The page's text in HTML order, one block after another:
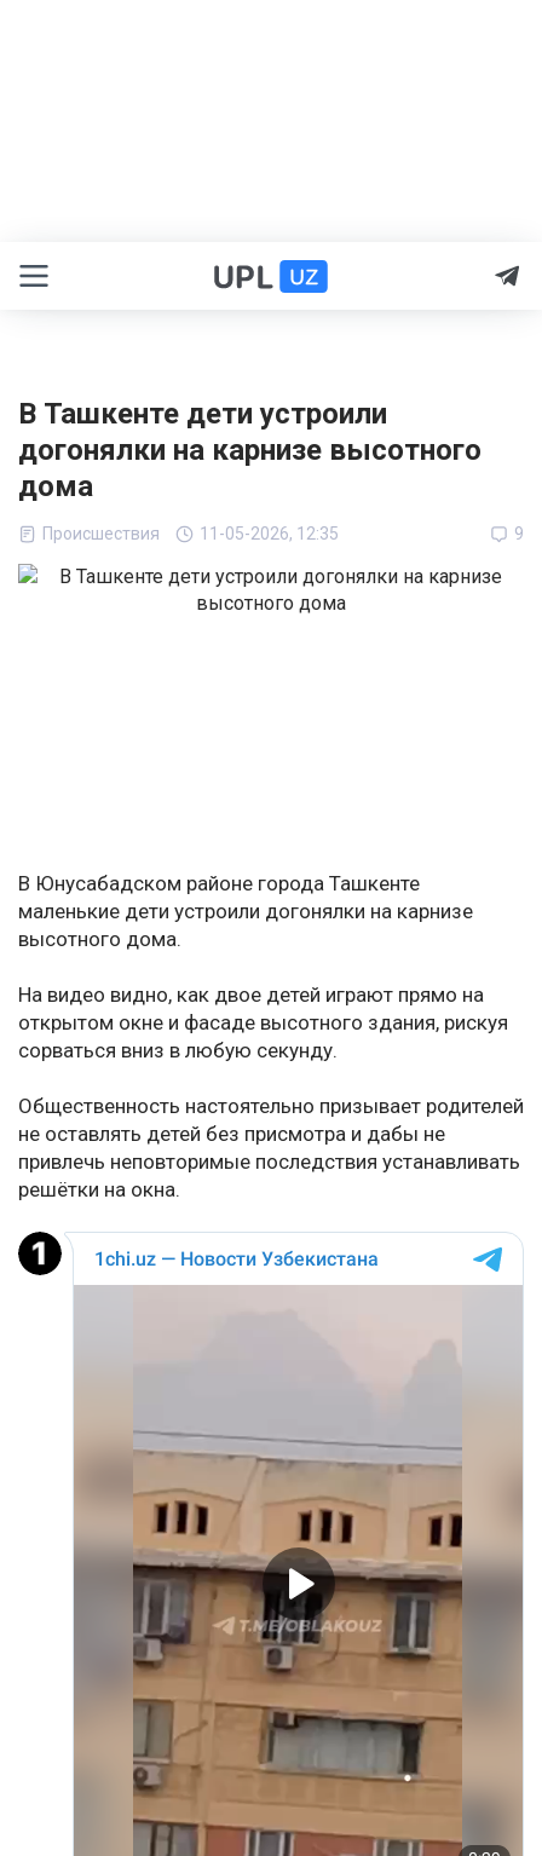
В Ташкенте дети устроили
догонялки на карнизе высотного
дома
Происшествия 11-05-2026, 12:35 9
В Юнусабадском районе города Ташкенте
маленькие дети устроили догонялки на карнизе
высотного дома.
На видео видно, как двое детей играют прямо на
открытом окне и фасаде высотного здания, рискуя
сорваться вниз в любую секунду.
Общественность настоятельно призывает родителей
не оставлять детей без присмотра и дабы не
привлечь неповторимые последствия устанавливать
решётки на окна.